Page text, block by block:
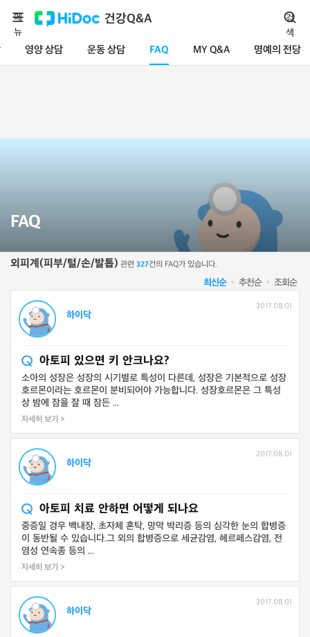
건강Q&A
영양 상담 운동 상담 FAQ MY Q&A 명예의 전당
메
뉴
검
색
FAQ
외피계(피부/털/손/발톱) 관련 327건의 FAQ가 있습니다.
최신순 추천순 조회순
하이닥
2017.08.01
아토피 있으면 키 안크나요?
소아의 성장은 성장의 시기별로 특성이 다른데, 성장은 기본적으로 성장
호르몬이라는 호르몬이 분비되어야 가능합니다. 성장호르몬은 그 특성
상 밤에 잠을 잘 때 잠든 ...
자세히 보기 >
하이닥
2017.08.01
아토피 치료 안하면 어떻게 되나요
중증일 경우 백내장, 초자체 혼탁, 망막 박리증 등의 심각한 눈의 합병증
이 동반될 수 있습니다.그 외의 합병증으로 세균감염, 헤르페스감염, 전
염성 연속종 등의 ...
자세히 보기 >
하이닥
2017.08.01